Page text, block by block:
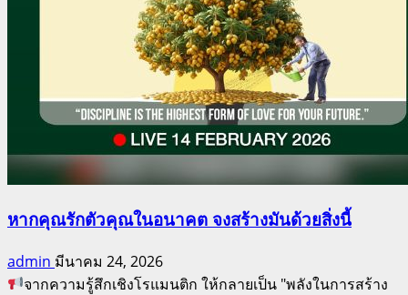
หากคุณรักตัวคุณในอนาคต จงสร้างมันด้วยสิ่งนี้
admin มีนาคม 24, 2026
จากความรู้สึกเชิงโรแมนติก ให้กลายเป็น "พลังในการสร้าง